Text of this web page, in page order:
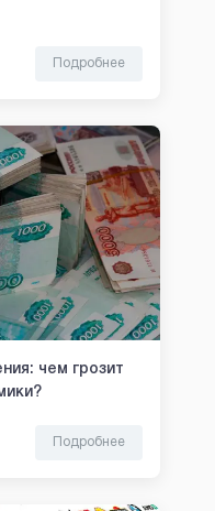
Подробнее
чем грозит
Подробнее